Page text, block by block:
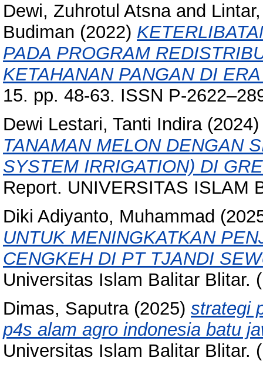
Dewi, Zuhrotul Atsnaand
Budiman (2022)
PADA PROGRAM
KETAHANAN PANGAN DI
15. pp. 48-63. ISSN P-
Dewi Lestari, Tanti Indira
TANAMAN MELON DENGAN
SYSTEM IRRIGATION) DI
Report. UNIVERSITAS ISLAM
Diki Adiyanto, Muhammad
UNTUK MENINGKATKAN
CENGKEH DI PT TJANDI
Universitas Islam Balitar Blitar.
Dimas, Saputra(2025) strategi
p4s alam agro indonesia batu
Universitas Islam Balitar Blitar.